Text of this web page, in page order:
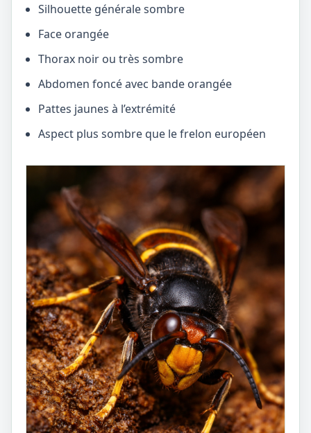
Silhouette générale sombre
Face orangée
Thorax noir ou très sombre
Abdomen foncé avec bande orangée
Pattes jaunes à l’extrémité
Aspect plus sombre que le frelon européen